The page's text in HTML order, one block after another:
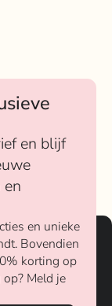
en blijf
en unieke
Bovendien
korting op
Meld je